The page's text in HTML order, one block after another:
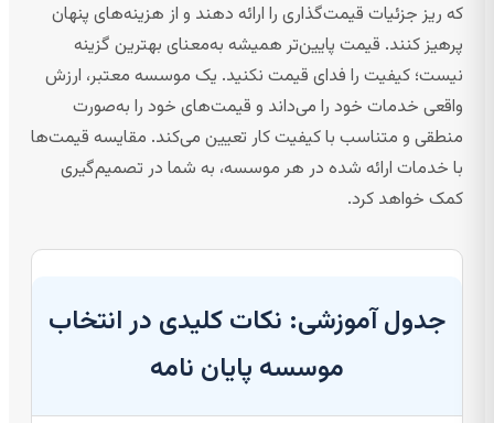
که ریز جزئیات قیمت‌گذاری را ارائه دهند و از هزینه‌های پنهان
پرهیز کنند. قیمت پایین‌تر همیشه به‌معنای بهترین گزینه
نیست؛ کیفیت را فدای قیمت نکنید. یک موسسه معتبر، ارزش
واقعی خدمات خود را می‌داند و قیمت‌های خود را به‌صورت
منطقی و متناسب با کیفیت کار تعیین می‌کند. مقایسه قیمت‌ها
با خدمات ارائه شده در هر موسسه، به شما در تصمیم‌گیری
کمک خواهد کرد.
جدول آموزشی: نکات کلیدی در انتخاب
موسسه پایان نامه